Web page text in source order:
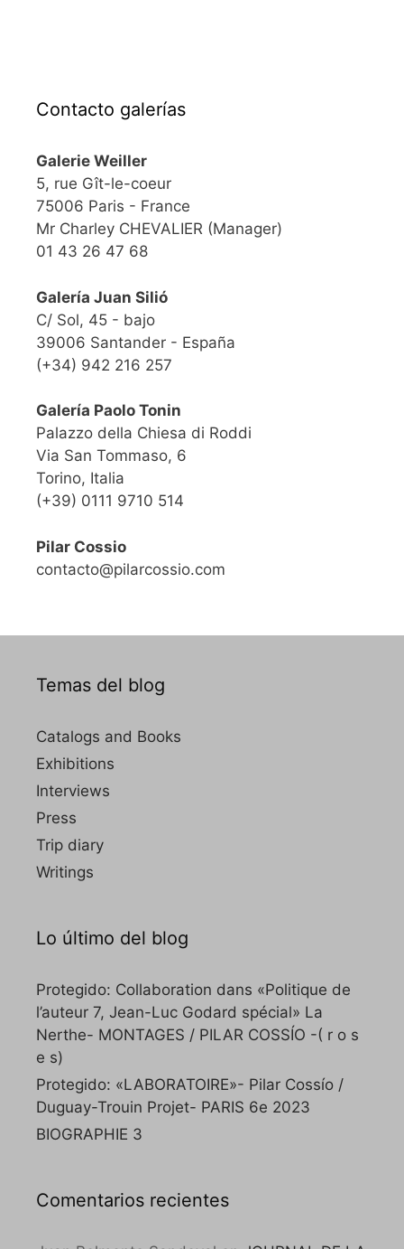
Contacto galerías
Galerie Weiller
5, rue Gît-le-coeur
75006 Paris - France
Mr Charley CHEVALIER (Manager)
01 43 26 47 68
Galería Juan Silió
C/ Sol, 45 - bajo
39006 Santander - España
(+34) 942 216 257
Galería Paolo Tonin
Palazzo della Chiesa di Roddi
Via San Tommaso, 6
Torino, Italia
(+39) 0111 9710 514
Pilar Cossio
contacto@pilarcossio.com
Temas del blog
Catalogs and Books
Exhibitions
Interviews
Press
Trip diary
Writings
Lo último del blog
Protegido: Collaboration dans «Politique de
l’auteur 7, Jean-Luc Godard spécial» La
Nerthe- MONTAGES / PILAR COSSÍO -( r o s
e s)
Protegido: «LABORATOIRE»- Pilar Cossío /
Duguay-Trouin Projet- PARIS 6e 2023
BIOGRAPHIE 3
Comentarios recientes